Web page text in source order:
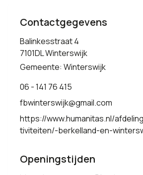
Contactgegevens
Balinkesstraat 4
7101DL Winterswijk
Gemeente: Winterswijk
06 - 141 76 415
fbwinterswijk@gmail.com
https://www.humanitas.nl/
tiviteiten/-berkelland-en-
Openingstijden